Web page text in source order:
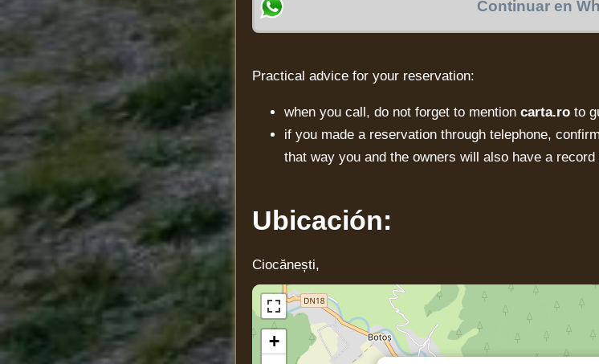
Continuar en
Practical advice for your reservation:
when you call, do not forget to mention carta.ro to
if you made a reservation through telephone,
that way you and the owners will also have a
Ubicación:
Ciocănești,
+